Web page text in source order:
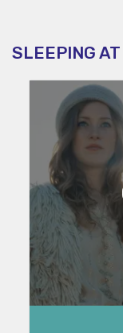
SLEEPING